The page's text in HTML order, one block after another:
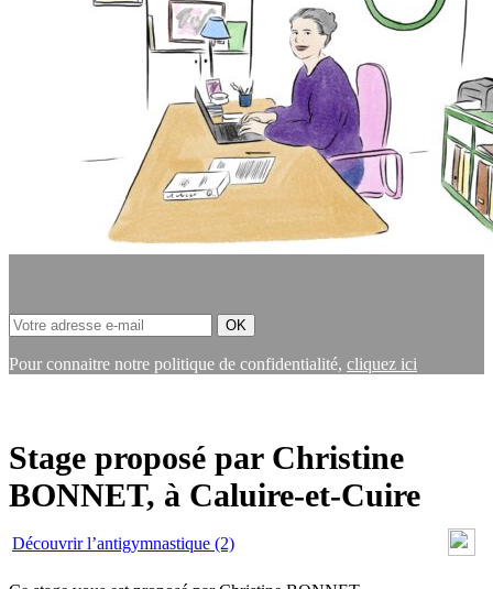
Pour connaitre notre politique de confidentialité, cliquez ici
Stage proposé par Christine
BONNET, à Caluire-et-Cuire
Découvrir l’antigymnastique (2)